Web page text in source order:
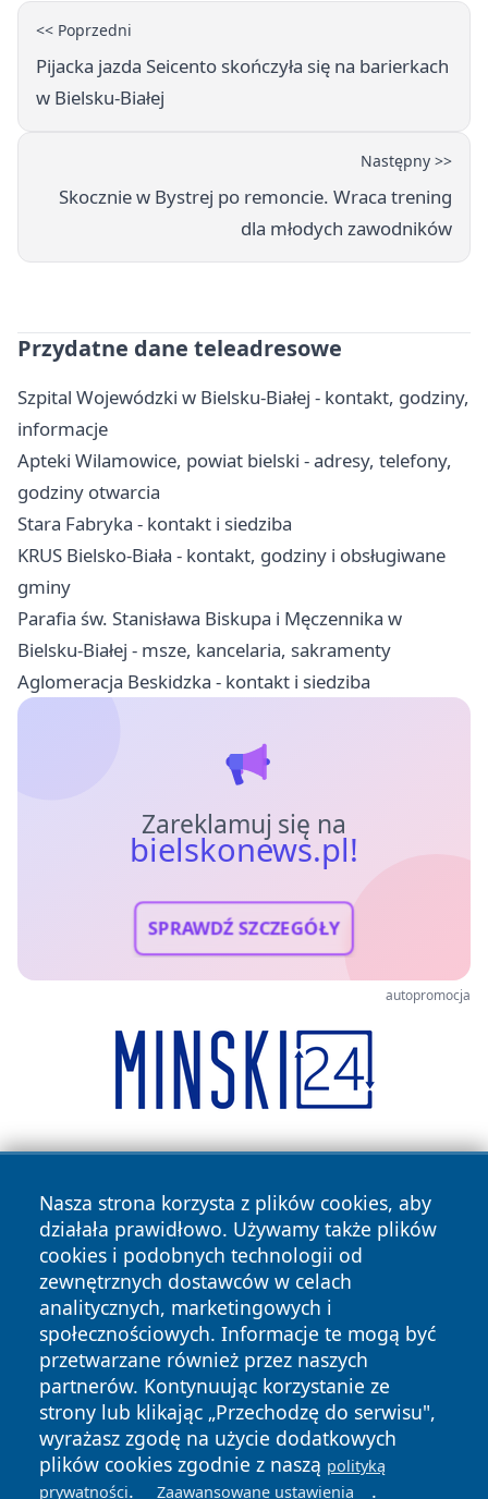
<< Poprzedni
Pijacka jazda Seicento skończyła się na barierkach
w Bielsku-Białej
Następny >>
Skocznie w Bystrej po remoncie. Wraca trening
dla młodych zawodników
Przydatne dane teleadresowe
Szpital Wojewódzki w Bielsku-Białej - kontakt, godziny,
informacje
Apteki Wilamowice, powiat bielski - adresy, telefony,
godziny otwarcia
Stara Fabryka - kontakt i siedziba
KRUS Bielsko-Biała - kontakt, godziny i obsługiwane
gminy
Parafia św. Stanisława Biskupa i Męczennika w
Bielsku-Białej - msze, kancelaria, sakramenty
Aglomeracja Beskidzka - kontakt i siedziba
Zareklamuj się na
bielskonews.pl!
SPRAWDŹ SZCZEGÓŁY
autopromocja
Nasza strona korzysta z plików cookies, aby
działała prawidłowo. Używamy także plików
cookies i podobnych technologii od
zewnętrznych dostawców w celach
analitycznych, marketingowych i
społecznościowych. Informacje te mogą być
przetwarzane również przez naszych
partnerów. Kontynuując korzystanie ze
strony lub klikając „Przechodzę do serwisu",
wyrażasz zgodę na użycie dodatkowych
plików cookies zgodnie z naszą polityką
prywatności. Zaawansowane ustawienia .
Copyright © 2026 bielskonews.pl Wszystkie prawa
zastrzeżone.
News Autorzy
Polityka
Prywatności
Polityka
Cookies